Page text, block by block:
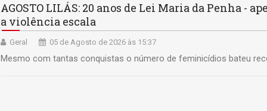
AGOSTO LILÁS: 20 anos de Lei Maria da Penha -
a violência escala
Geral 05 de Agosto de 2026 às 15:37
Mesmo com tantas conquistas o número de feminicídios bateu